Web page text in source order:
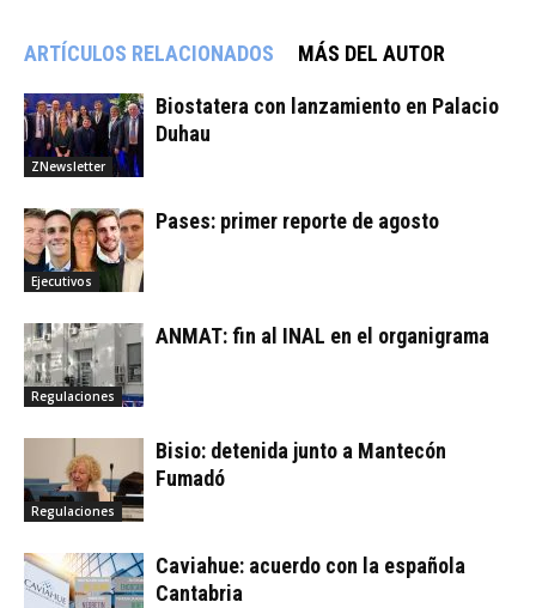
ARTÍCULOS RELACIONADOS MÁS DEL AUTOR
ZNewsletter
Biostatera con lanzamiento en Palacio
Duhau
Ejecutivos
Pases: primer reporte de agosto
Regulaciones
ANMAT: fin al INAL en el organigrama
Regulaciones
Bisio: detenida junto a Mantecón
Fumadó
Caviahue: acuerdo con la española
Cantabria